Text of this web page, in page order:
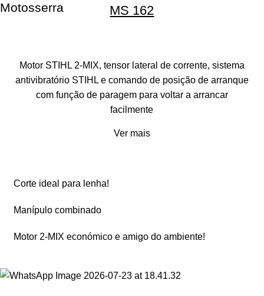
Motosserra MS 162
Motor STIHL 2-MIX, tensor lateral de corrente, sistema
antivibratório STIHL e comando de posição de arranque
com função de paragem para voltar a arrancar
facilmente
Ver mais
Corte ideal para lenha!
Manípulo combinado
Motor 2-MIX económico e amigo do ambiente!